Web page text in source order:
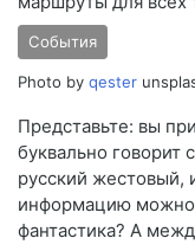
События
Photo by qester
Представьте: вы
буквально говорит
русский жестовый,
информацию можно
фантастика? А